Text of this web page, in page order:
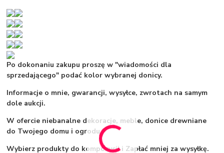
Po dokonaniu zakupu proszę w "wiadomości dla
sprzedającego" podać kolor wybranej donicy.
Informacje o mnie, gwarancji, wysyłce, zwrotach na samym
dole aukcji.
W ofercie niebanalne dekoracje, meble, donice drewniane
do Twojego domu i ogrodu.
Wybierz produkty do kompozycji i Zapłać mniej za wysyłkę.